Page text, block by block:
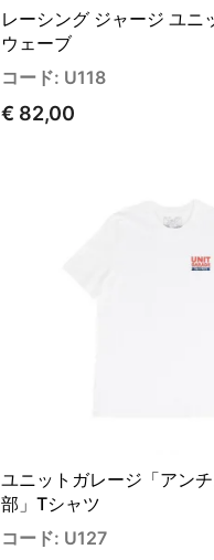
レーシング ジャージ ユニ
ウェーブ
コード: U118
€ 82,00
ユニットガレージ「アン
部」Tシャツ
コード: U127